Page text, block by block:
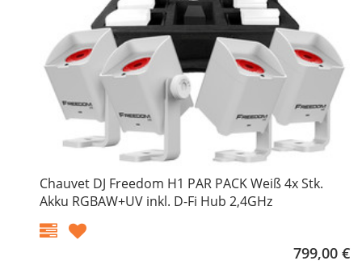
Chauvet DJ Freedom H1 PAR PACK Weiß 4x Stk.
Akku RGBAW+UV inkl. D-Fi Hub 2,4GHz
799,00 €